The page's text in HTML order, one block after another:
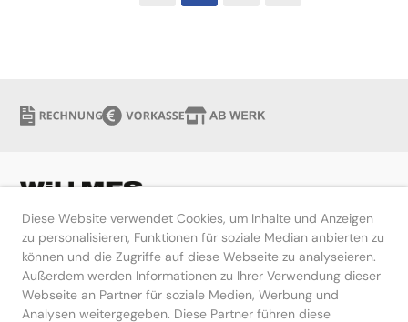
Diese Website verwendet Cookies, um Inhalte und Anzeigen
zu personalisieren, Funktionen für soziale Median anbierten zu
können und die Zugriffe auf diese Webseite zu analyseieren.
Außerdem werden Informationen zu Ihrer Verwendung dieser
Webseite an Partner für soziale Medien, Werbung und
Analysen weitergegeben. Diese Partner führen diese
Hilfe
Kontakt